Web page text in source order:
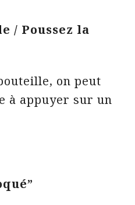
/ Poussez la
on peut
à appuyer sur un